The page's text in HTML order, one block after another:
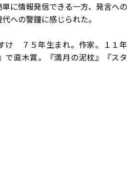
に情報発信できる一方、発言への
への警鐘に感じられた。
け ７５年生まれ。作家。１１年
で直木賞。『満月の泥枕』『スタ